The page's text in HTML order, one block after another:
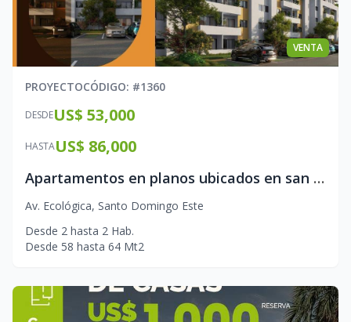
VENTA
PROYECTOCÓDIGO: #1360
DESDEUS$ 53,000
HASTAUS$ 86,000
Apartamentos en planos ubicados en san isidro
Av. Ecológica, Santo Domingo Este
Desde 2 hasta 2 Hab.
Desde 58 hasta 64 Mt2